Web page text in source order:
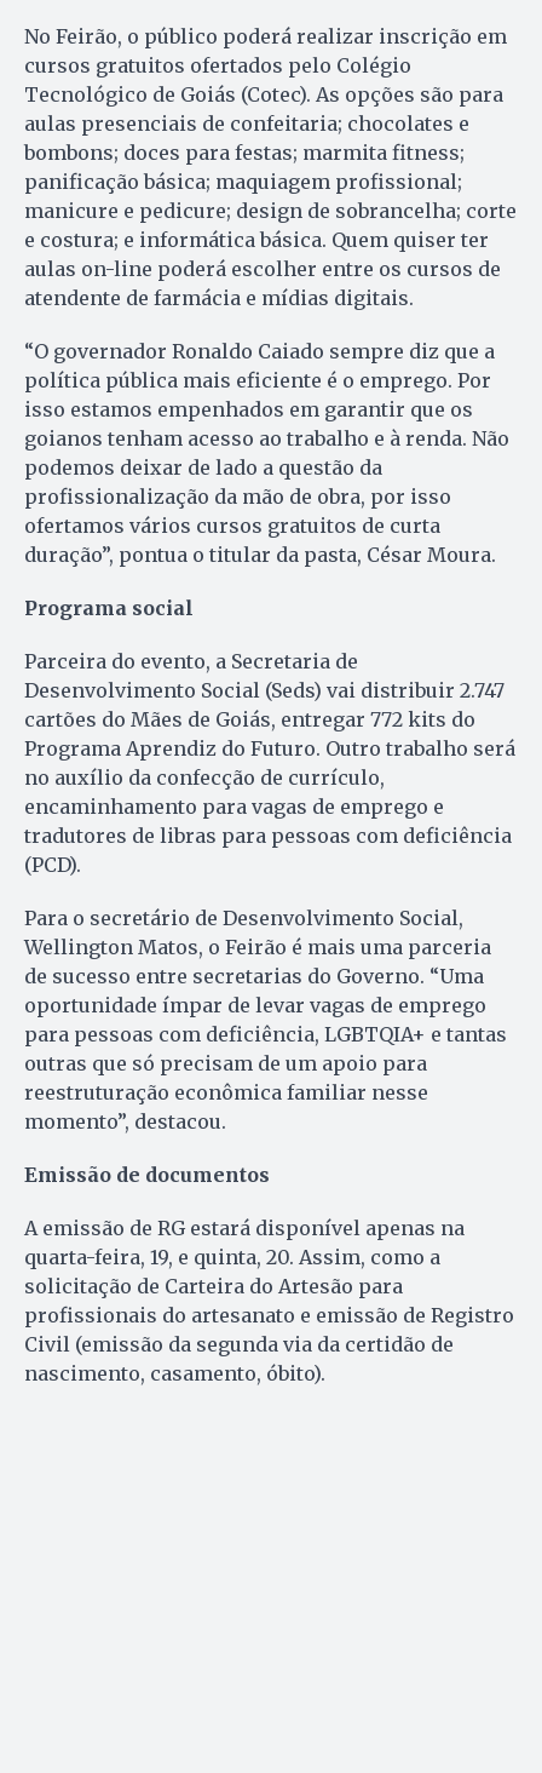
No Feirão, o público poderá realizar inscrição em
cursos gratuitos ofertados pelo Colégio
Tecnológico de Goiás (Cotec). As opções são para
aulas presenciais de confeitaria; chocolates e
bombons; doces para festas; marmita fitness;
panificação básica; maquiagem profissional;
manicure e pedicure; design de sobrancelha; corte
e costura; e informática básica. Quem quiser ter
aulas on-line poderá escolher entre os cursos de
atendente de farmácia e mídias digitais.
“O governador Ronaldo Caiado sempre diz que a
política pública mais eficiente é o emprego. Por
isso estamos empenhados em garantir que os
goianos tenham acesso ao trabalho e à renda. Não
podemos deixar de lado a questão da
profissionalização da mão de obra, por isso
ofertamos vários cursos gratuitos de curta
duração”, pontua o titular da pasta, César Moura.
Programa social
Parceira do evento, a Secretaria de
Desenvolvimento Social (Seds) vai distribuir 2.747
cartões do Mães de Goiás, entregar 772 kits do
Programa Aprendiz do Futuro. Outro trabalho será
no auxílio da confecção de currículo,
encaminhamento para vagas de emprego e
tradutores de libras para pessoas com deficiência
(PCD).
Para o secretário de Desenvolvimento Social,
Wellington Matos, o Feirão é mais uma parceria
de sucesso entre secretarias do Governo. “Uma
oportunidade ímpar de levar vagas de emprego
para pessoas com deficiência, LGBTQIA+ e tantas
outras que só precisam de um apoio para
reestruturação econômica familiar nesse
momento”, destacou.
Emissão de documentos
A emissão de RG estará disponível apenas na
quarta-feira, 19, e quinta, 20. Assim, como a
solicitação de Carteira do Artesão para
profissionais do artesanato e emissão de Registro
Civil (emissão da segunda via da certidão de
nascimento, casamento, óbito).